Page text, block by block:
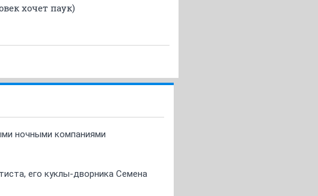
хочет паук)
ночными компаниями
его куклы-дворника Семена